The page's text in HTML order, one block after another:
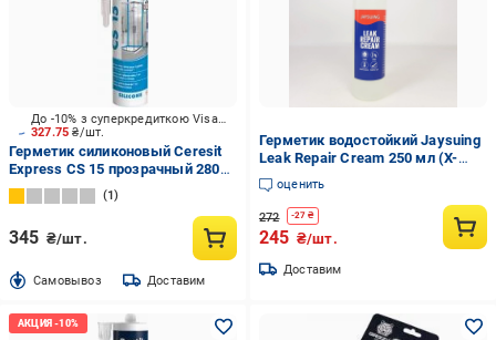
327.75₴/шт.
До -10% з суперкредиткою Visa Вигода
Герметик силиконовый Ceresit
Express CS 15 прозрачный 280
мл
1
345 ₴/шт.
Cамовывоз Доставим
Герметик водостойкий Jaysuing
Leak Repair Cream 250 мл (X-
2561)
оценить
272 -27 ₴
245 ₴/шт.
Доставим